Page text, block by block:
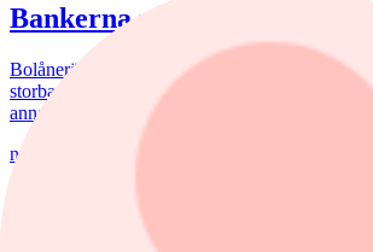
Bankerna med lägst
Bolåneräntorna fortsatte att sjunka i juli.
storbankernas bolåneräntor är små. På
annan.
nyheter
Bedragare utnyttjar kryptokaos